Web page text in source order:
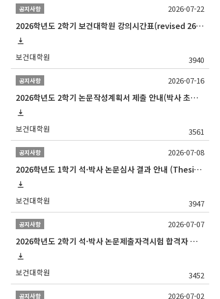
공지사항
2026학년도 2학기 보건대학원 강의시간표(revised 260803)(2026 2nd SEMESTER SNU GSPH TIMETABLE)
보건대학원 3940
2026-07-22
공지사항
2026학년도 2학기 논문작성계획서 제출 안내(박사 초심 일정 포함)_Thesis Proposal
보건대학원 3561
2026-07-16
공지사항
2026학년도 1학기 석·박사 논문심사 결과 안내 (Thesis Defense Result)
보건대학원 3947
2026-07-08
공지사항
2026학년도 2학기 석·박사 논문제출자격시험 합격자 공고(TSQ Exam Result)
보건대학원 3452
2026-07-07
공지사항 2026-07-02